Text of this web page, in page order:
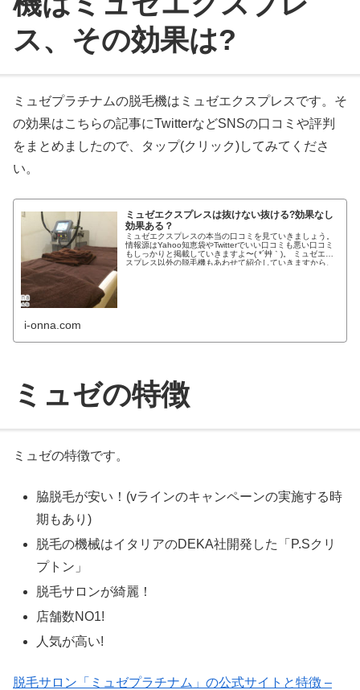
ス、その効果は?
ミュゼプラチナムの脱毛機はミュゼエクスプレスです。そ
の効果はこちらの記事にTwitterなどSNSの口コミや評判
をまとめましたので、タップ(クリック)してみてくださ
い。
ミュゼエクスプレスは抜けない抜ける?効果なし
効果ある？
ミュゼエクスプレスの本当の口コミを見ていきましょう。
情報源はYahoo知恵袋やTwitterでいい口コミも悪い口コミ
もしっかりと掲載していきますよ〜( *´艸｀)。 ミュゼエク
スプレス以外の脱毛機もあわせて紹介していきますから、
i-onna.com
ミュゼの特徴
ミュゼの特徴です。
脇脱毛が安い！(vラインのキャンペーンの実施する時
期もあり)
脱毛の機械はイタリアのDEKA社開発した「P.Sクリ
プトン」
脱毛サロンが綺麗！
店舗数NO1!
人気が高い!
脱毛サロン「ミュゼプラチナム」の公式サイトと特徴 –